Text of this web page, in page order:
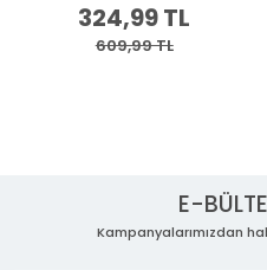
324,99 TL
609,99 TL
E-
Kampanyalarımızdan